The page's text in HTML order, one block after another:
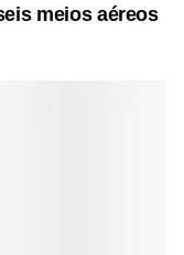
meios aéreos